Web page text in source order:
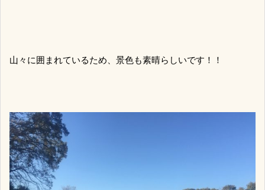
山々に囲まれているため、景色も素晴らしいです！！